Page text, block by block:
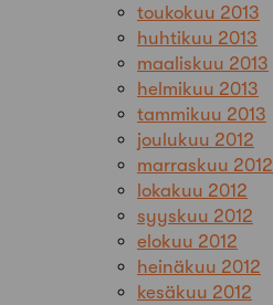
toukokuu 2013
huhtikuu 2013
maaliskuu 2013
helmikuu 2013
tammikuu 2013
joulukuu 2012
marraskuu 2012
lokakuu 2012
syyskuu 2012
elokuu 2012
heinäkuu 2012
kesäkuu 2012